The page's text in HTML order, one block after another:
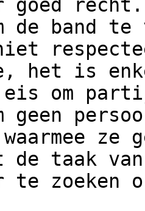
goed
de band te
het is
eis om
geen
waarmee
taak
te zoeken